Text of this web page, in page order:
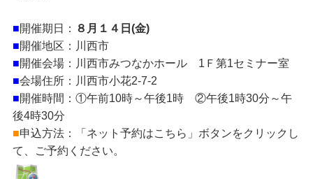
■開催期日： ８月１４日(金)
■開催地区：川西市
■開催会場：川西市みつなかホール 1Ｆ第1セミナー室
■会場住所：川西市小花2-7-2
■開催時間：①午前10時～午後1時 ②午後1時30分～午
後4時30分
■申込方法：「ネット予約はこちら」ボタンをクリックし
て、ご予約ください。